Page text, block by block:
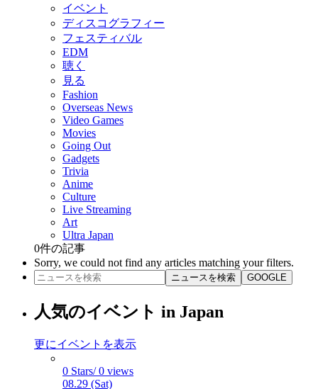
イベント
ディスコグラフィー
フェスティバル
EDM
聴く
見る
Fashion
Overseas News
Video Games
Movies
Going Out
Gadgets
Trivia
Anime
Culture
Live Streaming
Art
Ultra Japan
0件の記事
Sorry, we could not find any articles matching your filters.
ニュースを検索 GOOGLE
人気のイベント in Japan
更にイベントを表示
0 Stars/ 0 views
08.29 (Sat)